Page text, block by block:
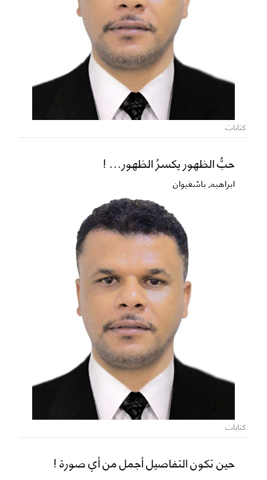
كتابات
حبُّ الظهور يكسرُ الظهور... !
ابراهيم باشغيوان
كتابات
حين تكون التفاصيل أجمل من أي صورة !